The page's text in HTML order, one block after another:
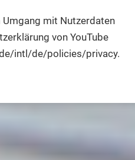
mit Nutzerdaten
von YouTube
intl/de/policies/privacy.